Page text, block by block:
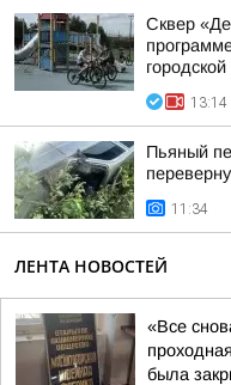
Сквер
13:14
Пьяный
11:34
ЛЕНТА НОВОСТЕЙ
«Все
была